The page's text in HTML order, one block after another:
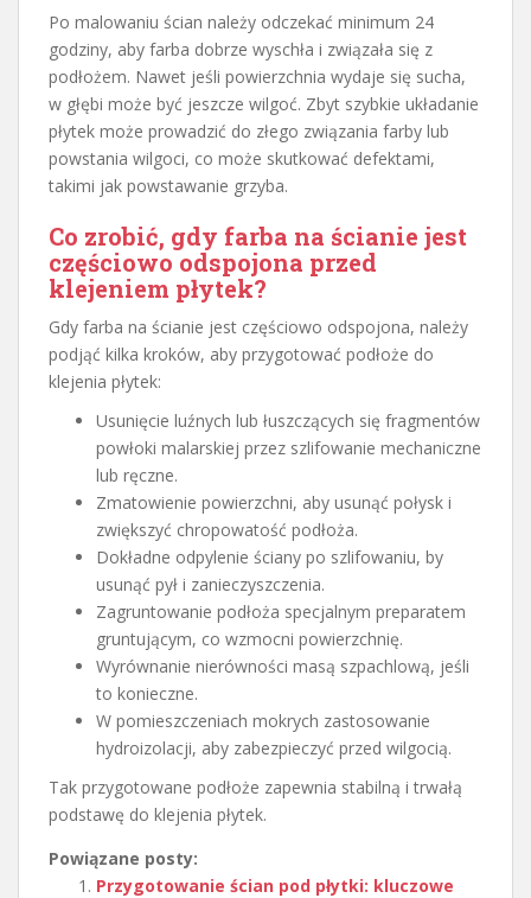
Po malowaniu ścian należy odczekać minimum 24
godziny, aby farba dobrze wyschła i związała się z
podłożem. Nawet jeśli powierzchnia wydaje się sucha,
w głębi może być jeszcze wilgoć. Zbyt szybkie układanie
płytek może prowadzić do złego związania farby lub
powstania wilgoci, co może skutkować defektami,
takimi jak powstawanie grzyba.
Co zrobić, gdy farba na ścianie jest
częściowo odspojona przed
klejeniem płytek?
Gdy farba na ścianie jest częściowo odspojona, należy
podjąć kilka kroków, aby przygotować podłoże do
klejenia płytek:
Usunięcie luźnych lub łuszczących się fragmentów
powłoki malarskiej przez szlifowanie mechaniczne
lub ręczne.
Zmatowienie powierzchni, aby usunąć połysk i
zwiększyć chropowatość podłoża.
Dokładne odpylenie ściany po szlifowaniu, by
usunąć pył i zanieczyszczenia.
Zagruntowanie podłoża specjalnym preparatem
gruntującym, co wzmocni powierzchnię.
Wyrównanie nierówności masą szpachlową, jeśli
to konieczne.
W pomieszczeniach mokrych zastosowanie
hydroizolacji, aby zabezpieczyć przed wilgocią.
Tak przygotowane podłoże zapewnia stabilną i trwałą
podstawę do klejenia płytek.
Powiązane posty:
Przygotowanie ścian pod płytki: kluczowe